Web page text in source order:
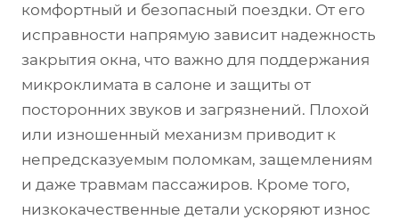
комфортный и безопасный поездки. От его
исправности напрямую зависит надежность
закрытия окна, что важно для поддержания
микроклимата в салоне и защиты от
посторонних звуков и загрязнений. Плохой
или изношенный механизм приводит к
непредсказуемым поломкам, защемлениям
и даже травмам пассажиров. Кроме того,
низкокачественные детали ускоряют износ